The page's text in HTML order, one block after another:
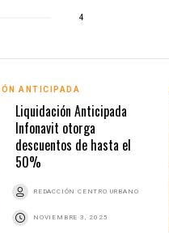
4
ANTICIPADA
Liquidación Anticipada
Infonavit otorga
descuentos de hasta el
50%
REDACCIÓN CENTRO URBANO
NOVIEMBRE 3, 2025